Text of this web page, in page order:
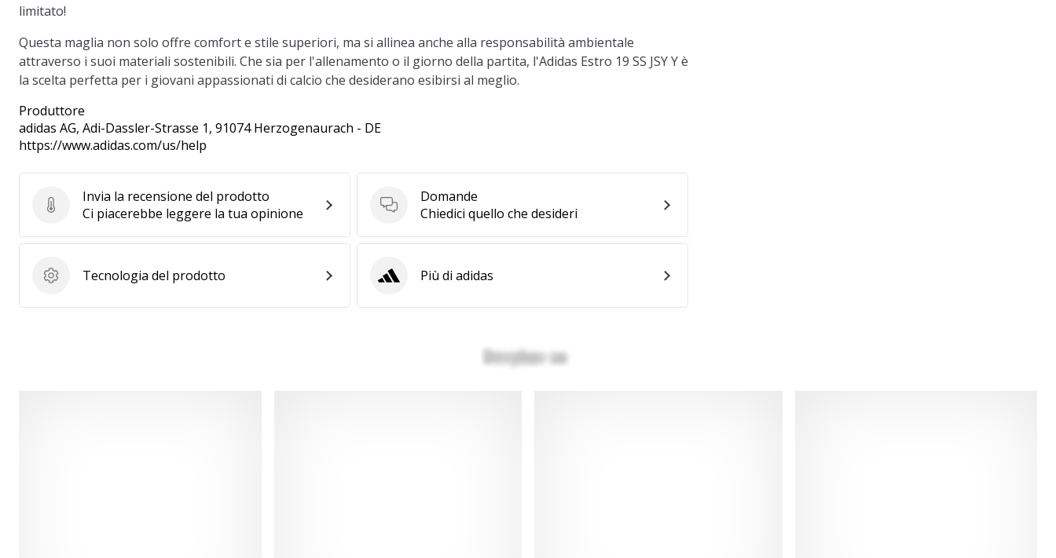
limitato!
Questa maglia non solo offre comfort e stile superiori, ma si allinea anche alla responsabilità ambientale
attraverso i suoi materiali sostenibili. Che sia per l'allenamento o il giorno della partita, l'Adidas Estro 19 SS JSY Y è
la scelta perfetta per i giovani appassionati di calcio che desiderano esibirsi al meglio.
Produttore
adidas AG, Adi-Dassler-Strasse 1, 91074 Herzogenaurach - DE
https://www.adidas.com/us/help
Invia la recensione del prodotto
Invia la recensione del prodotto
Ci piacerebbe leggere la tua opinione
Domande
Domande
Chiedici quello che desideri
Tecnologia del prodotto
Tecnologia del prodotto adidasPiù di adidas